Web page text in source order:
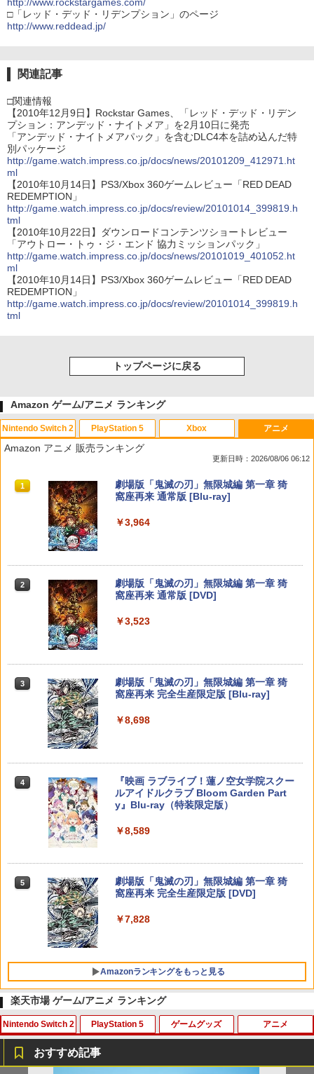
http://www.rockstargames.com/
□「レッド・デッド・リデンプション」のページ
http://www.reddead.jp/
関連記事
□関連情報
【2010年12月9日】Rockstar Games、「レッド・デッド・リデン
プション：アンデッド・ナイトメア」を2月10日に発売
「アンデッド・ナイトメアパック」を含むDLC4本を詰め込んだ特
別パッケージ
http://game.watch.impress.co.jp/docs/news/20101209_412971.ht
ml
【2010年10月14日】PS3/Xbox 360ゲームレビュー「RED DEAD
REDEMPTION」
http://game.watch.impress.co.jp/docs/review/20101014_399819.h
tml
【2010年10月22日】ダウンロードコンテンツショートレビュー
「アウトロー・トゥ・ジ・エンド 協力ミッションパック」
http://game.watch.impress.co.jp/docs/news/20101019_401052.ht
ml
【2010年10月14日】PS3/Xbox 360ゲームレビュー「RED DEAD
REDEMPTION」
http://game.watch.impress.co.jp/docs/review/20101014_399819.h
tml
トップページに戻る
Amazon ゲーム/アニメ ランキング
Nintendo Switch 2
1
スプラトゥーン レイダース|オンライン
コード版
￥5,832
2 スプラトゥーン レイダース -Switch2
3 Nintendo Switch 2(日本語・国内専用)
4
ニンテンドープリペイド番号 9000円|オ
ンラインコード版
￥9,000
5
ニンテンドープリペイド番号 5000円|オ
ンラインコード版
￥5,000
PlayStation 5
1
PlayStation 5 デジタル・エディション
日本語専用 Console Language: Japan
2
Beast of Reincarnation -PS5 【特典】
プロダクトコード 封入
￥7,286
3
【純正品】ディスクドライブ(CFI-ZDD1
J) PlayStation 5
￥11,849
トローラー ミッドナイト ブラック(CFI-
ZCT2J01)
トローラー(CFI-ZCT2J)
Xbox
1
Xbox プリペイドカード 10,000円 デジ
タルコード 【旧 Xbox ギフトカード】
2
Xbox プリペイドカード 3,000円 デジタ
ルコード 【旧 Xbox ギフトカード】 [オ
3
Xbox プリペイドカード 1,000円 デジタ
ルコード 【旧 Xbox ギフトカード】 [オ
4
【純正品】Xbox ワイヤレス コントロー
ラー + USB-C® ケーブル
5
Xbox プリペイドカード 5,000円 デジタ
ルコード 【旧 Xbox ギフトカード】 [オ
ンラインコード]
￥5,000
アニメ
Amazon アニメ 販売ランキング
更新日時：2026/08/06 06:12
1
劇場版「鬼滅の刃」無限城編 第一章 猗
窩座再来 通常版 [Blu-ray]
￥3,964
2
劇場版「鬼滅の刃」無限城編 第一章 猗
窩座再来 通常版 [DVD]
￥3,523
3
劇場版「鬼滅の刃」無限城編 第一章 猗
窩座再来 完全生産限定版 [Blu-ray]
￥8,698
4
『映画 ラブライブ！蓮ノ空女学院スクー
ルアイドルクラブ Bloom Garden Part
y』Blu-ray（特装限定版）
￥8,589
5
劇場版「鬼滅の刃」無限城編 第一章 猗
窩座再来 完全生産限定版 [DVD]
￥7,828
Amazonランキングをもっと見る
楽天市場 ゲーム/アニメ ランキング
Nintendo Switch 2 PlayStation 5 ゲームグッズ アニメ
おすすめ記事